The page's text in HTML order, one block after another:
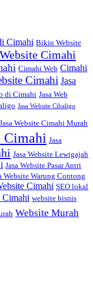
Cimahi Bikin Website
Cimahi
Cimahi Web Cimahi
Cimahi Jasa
di Cimahi Jasa Web
Jasa Website Cibaligo
Jasa Website Cimahi Murah
Cimahi Jasa
Jasa Website Lewigajah
Jasa Website Pasar Antri
Website Warung Contong
Cimahi SEO lokal
website bisnis
Website Murah